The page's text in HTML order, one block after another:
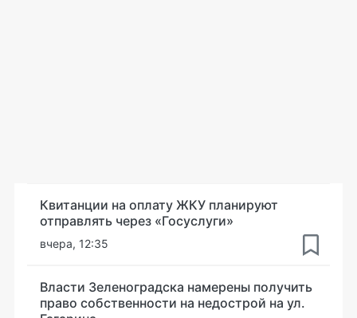
Квитанции на оплату ЖКУ планируют
отправлять через «Госуслуги»
вчера, 12:35
Власти Зеленоградска намерены получить
право собственности на недострой на ул.